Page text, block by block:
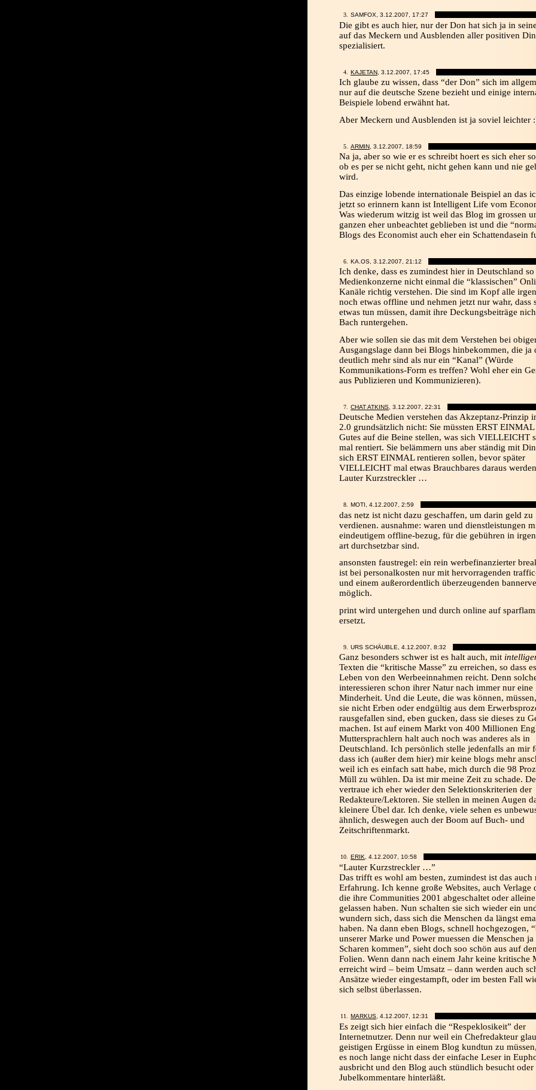
SAMFOX, 3.12.2007, 17:27
Die gibt es auch hier, nur der Don hat sich ja in
auf das Meckern und Ausblenden aller positiven
spezialisiert.
KAJETAN , 3.12.2007, 17:45
Ich glaube zu wissen, dass “der Don” sich im
nur auf die deutsche Szene bezieht und einige
Beispiele lobend erwähnt hat.
Aber Meckern und Ausblenden ist ja soviel leichter
ARMIN , 3.12.2007, 18:59
Na ja, aber so wie er es schreibt hoert es sich eher
ob es per se nicht geht, nicht gehen kann und nie
wird.
Das einzige lobende internationale Beispiel an das
jetzt so erinnern kann ist Intelligent Life vom
Was wiederum witzig ist weil das Blog im grossen
ganzen eher unbeachtet geblieben ist und die
Blogs des Economist auch eher ein Schattendasein
KA.OS, 3.12.2007, 21:12
Ich denke, dass es zumindest hier in Deutschland so
Medienkonzerne nicht einmal die “klassischen”
Kanäle richtig verstehen. Die sind im Kopf alle
noch etwas offline und nehmen jetzt nur wahr, dass
etwas tun müssen, damit ihre Deckungsbeiträge
Bach runtergehen.
Aber wie sollen sie das mit dem Verstehen bei
Ausgangslage dann bei Blogs hinbekommen, die
deutlich mehr sind als nur ein “Kanal” (Würde
Kommunikations-Form es treffen? Wohl eher ein
aus Publizieren und Kommunizieren).
CHAT ATKINS , 3.12.2007, 22:31
Deutsche Medien verstehen das Akzeptanz-Prinzip
2.0 grundsätzlich nicht: Sie müssten ERST EINMAL
Gutes auf die Beine stellen, was sich VIELLEICHT
mal rentiert. Sie belämmern uns aber ständig mit
sich ERST EINMAL rentieren sollen, bevor später
VIELLEICHT mal etwas Brauchbares daraus
Lauter Kurzstreckler …
MOTI, 4.12.2007, 2:59
das netz ist nicht dazu geschaffen, um darin geld zu
verdienen. ausnahme: waren und dienstleistungen
eindeutigem offline-bezug, für die gebühren in
art durchsetzbar sind.
ansonsten faustregel: ein rein werbefinanzierter
ist bei personalkosten nur mit hervorragenden
und einem außerordentlich überzeugenden
möglich.
print wird untergehen und durch online auf
ersetzt.
URS SCHÄUBLE, 4.12.2007, 8:32
Ganz besonders schwer ist es halt auch, mit
Texten die “kritische Masse” zu erreichen, so dass
Leben von den Werbeeinnahmen reicht. Denn
interessieren schon ihrer Natur nach immer nur eine
Minderheit. Und die Leute, die was können,
sie nicht Erben oder endgültig aus dem
rausgefallen sind, eben gucken, dass sie dieses zu
machen. Ist auf einem Markt von 400 Millionen
Muttersprachlern halt auch noch was anderes als in
Deutschland. Ich persönlich stelle jedenfalls an mir
dass ich (außer dem hier) mir keine blogs mehr
weil ich es einfach satt habe, mich durch die 98
Müll zu wühlen. Da ist mir meine Zeit zu schade.
vertraue ich eher wieder den Selektionskriterien der
Redakteure/Lektoren. Sie stellen in meinen Augen
kleinere Übel dar. Ich denke, viele sehen es
ähnlich, deswegen auch der Boom auf Buch- und
Zeitschriftenmarkt.
ERIK, 4.12.2007, 10:58
“Lauter Kurzstreckler …”
Das trifft es wohl am besten, zumindest ist das auch
Erfahrung. Ich kenne große Websites, auch Verlage
die ihre Communities 2001 abgeschaltet oder alleine
gelassen haben. Nun schalten sie sich wieder ein
wundern sich, dass sich die Menschen da längst
haben. Na dann eben Blogs, schnell hochgezogen,
unserer Marke und Power muessen die Menschen ja
Scharen kommen”, sieht doch soo schön aus auf
Folien. Wenn dann nach einem Jahr keine kritische
erreicht wird – beim Umsatz – dann werden auch
Ansätze wieder eingestampft, oder im besten Fall
sich selbst überlassen.
MARKUS , 4.12.2007, 12:31
Es zeigt sich hier einfach die “Respeklosikeit” der
Internetnutzer. Denn nur weil ein Chefredakteur
geistigen Ergüsse in einem Blog kundtun zu
es noch lange nicht dass der einfache Leser in
ausbricht und den Blog auch stündlich besucht oder
Jubelkommentare hinterläßt.